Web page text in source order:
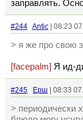
заправлять.
#244 Antic | 08:23
> я же про свою
[facepalm] Я ид-
#245 Ерш | 08:33
> периодически